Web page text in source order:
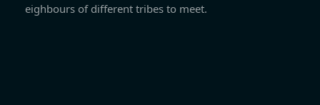
eighbours of different tribes to meet.